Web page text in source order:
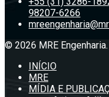
98207-6266
© 2026 MRE
INÍCIO
MRE
MÍDIA E